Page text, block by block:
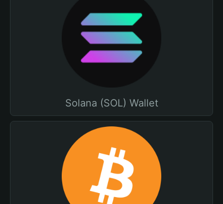
Solana (SOL) Wallet